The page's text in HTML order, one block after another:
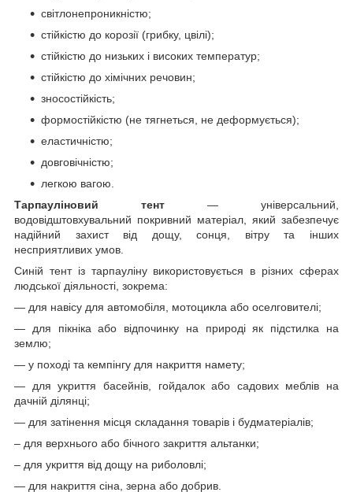
світлонепроникністю;
стійкістю до корозії (грибку, цвілі);
стійкістю до низьких і високих температур;
стійкістю до хімічних речовин;
зносостійкість;
формостійкістю (не тягнеться, не деформується);
еластичністю;
довговічністю;
легкою вагою.
Тарпауліновий тент — універсальний,
водовідштовхувальний покривний матеріал, який забезпечує
надійний захист від дощу, сонця, вітру та інших
несприятливих умов.
Синій тент із тарпауліну використовується в різних сферах
людської діяльності, зокрема:
— для навісу для автомобіля, мотоцикла або оселговителі;
— для пікніка або відпочинку на природі як підстилка на
землю;
— у поході та кемпінгу для накриття намету;
— для укриття басейнів, гойдалок або садових меблів на
дачній ділянці;
— для затінення місця складання товарів і будматеріалів;
– для верхнього або бічного закриття альтанки;
– для укриття від дощу на риболовлі;
— для накриття сіна, зерна або добрив.